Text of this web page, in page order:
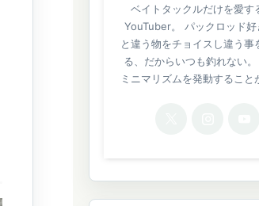
ベイトタックルだけを愛す
YouTuber。 パックロッド好
と違う物をチョイスし違う事
る、だからいつも釣れない。
ミニマリズムを発動すること